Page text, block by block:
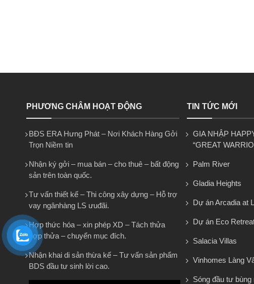
PHƯƠNG CHÂM HOẠT ĐỘNG
BĐS ERA Hưng Phát – Nơi Khách Hàng Gởi
Trọn Niềm tin
Nhận ký gởi – mua bán – cho thuê – bất động
sản trên toàn quốc.
Tư vấn thiết kế – Thi công xây dựng – Hỗ trợ
vay ngânhàng LS ưuđãi.
Hợp thức hóa – xin phép XD – Tách thửa
hợp thửa – chuyển mục đích.
Nhận khai di sản thừa kế – Tư vấn sản phẩm
BDS đầu tư sinh lời cao.
TIN TỨC MỚI
GIA NHẬP
“GREAT
Palm River
Gladia Heights
Dự án Arcadia at
Dự án Eco
Salacia Villas
Vinhomes Làng
Sóng đầu tư bùng